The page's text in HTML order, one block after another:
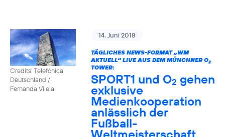
Credits: Telefónica
Deutschland /
Fernanda Vilela
14. Juni 2018
TÄGLICHES NEWS-FORMAT „WM
AKTUELL“ LIVE AUS DEM MÜNCHNER O2
TOWER:
SPORT1 und O2 gehen
exklusive
Medienkooperation
anlässlich der
Fußball-
Weltmeisterschaft